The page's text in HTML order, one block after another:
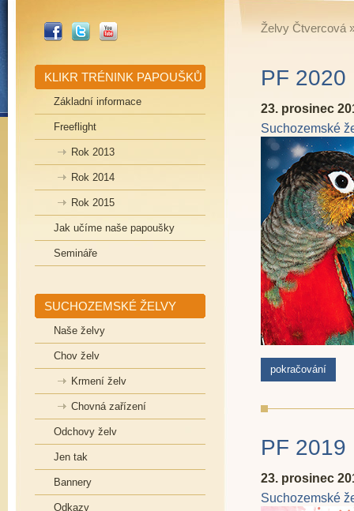
_FACEBOOK
_TWITTER_YOUTUBE
KLIKR TRÉNINK PAPOUŠKŮ
Základní informace
Freeflight
Rok 2013
Rok 2014
Rok 2015
Jak učíme naše papoušky
Semináře
SUCHOZEMSKÉ ŽELVY
Naše želvy
Chov želv
Krmení želv
Chovná zařízení
Odchovy želv
Jen tak
Bannery
Odkazy
Želvy Čtvercová
PF 2020
23. prosinec
Suchozemské
pokračování
PF 2019
23. prosinec
Suchozemské